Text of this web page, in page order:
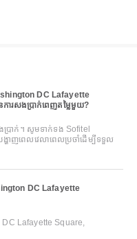
DC Lafayette
ារសងប្រាក់ពេញតម្លៃមួយ?
ប្រាក់។ សូមទាក់ទង Sofitel
ាញពេលវេលាពេលប្រចាំដើម្បីទទួល
DC Lafayette
DC Lafayette Square,